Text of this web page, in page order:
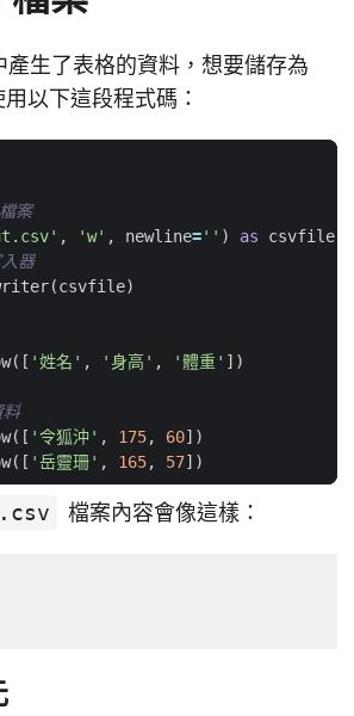
生了表格的資料，想要儲存為
以下這段程式碼：
案
, 'w' , newline='' ) as csvfile
器
(csvfile)
([ '姓名' , '身高' , '體重' ])
([ '令狐沖' , 175, 60])
([ '岳靈珊' , 165, 57])
檔案內容會像這樣：